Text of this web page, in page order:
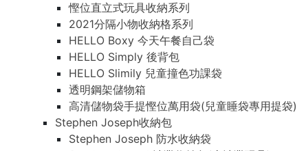
慳位直立式玩具收納系列
2021分隔小物收納格系列
HELLO Boxy 今天午餐自己袋
HELLO Simply 後背包
HELLO Slimily 兒童撞色功課袋
透明鋼架儲物箱
高清儲物袋手提慳位萬用袋(兒童睡袋專用提袋)
Stephen Joseph收納包
Stephen Joseph 防水收納袋